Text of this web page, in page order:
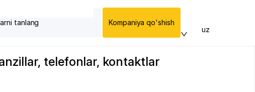
tanlang Kompaniya qo'shish
uz
telefonlar, kontaktlar